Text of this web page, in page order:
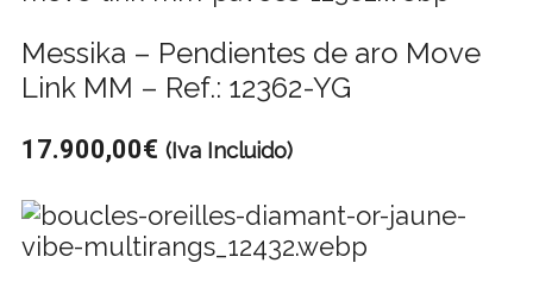
Messika – Pendientes de aro Move
Link MM – Ref.: 12362-YG
17.900,00€ (Iva Incluido)